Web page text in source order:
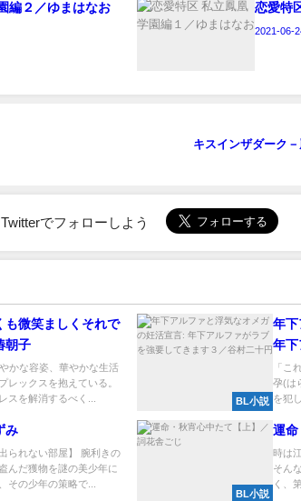
編２／ゆまはなお 恋愛特
2021-06-
キスインザダーク
Twitterでフォローしよう
も微笑ましくそれで
朝子
かな容姿、華やかな生活
レックスを抱えている。
スを解消するべく...
BL小説
年下
年下
谷
「こ
孕(は
を犯
み
られない部屋】 腕利きの
んだ獲物を謎の美少年に
その少年の策略で...
BL小説
運命
時は
そん
く、